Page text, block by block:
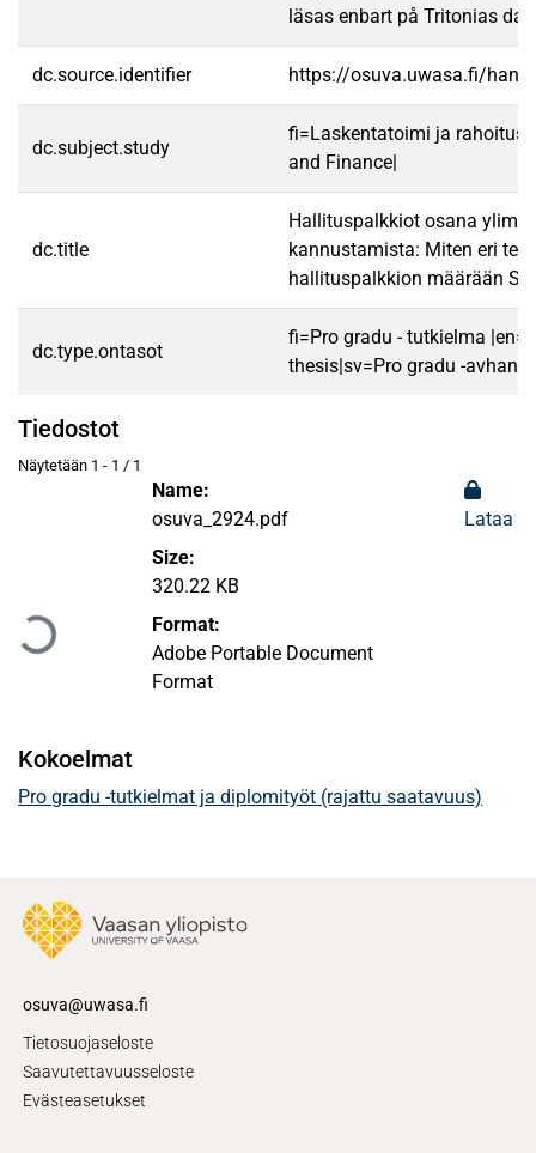
läsas enbart på Tritonias
dc.source.identifier https://osuva.uwasa.fi/
dc.subject.study
fi=Laskentatoimi ja
and Finance|
dc.title
Hallituspalkkiot osana
kannustamista: Miten eri
hallituspalkkion määrään
dc.type.ontasot
fi=Pro gradu - tutkielma
thesis|sv=Pro gradu -
Tiedostot
Näytetään 1 - 1 / 1
Ladataan...
Name:
osuva_2924.pdf
Size:
320.22 KB
Format:
Adobe Portable Document
Format
Lataa
Kokoelmat
Pro gradu -tutkielmat ja diplomityöt (rajattu saatavuus)
osuva@uwasa.fi
Tietosuojaseloste
Saavutettavuusseloste
Evästeasetukset